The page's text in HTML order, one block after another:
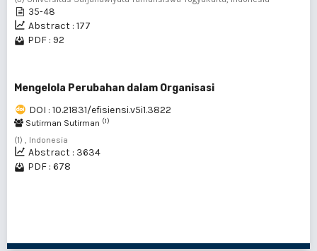
35-48
Abstract : 177
PDF : 92
Mengelola Perubahan dalam Organisasi
DOI : 10.21831/efisiensi.v5i1.3822
Sutirman Sutirman (1)
(1) , Indonesia
Abstract : 3634
PDF : 678